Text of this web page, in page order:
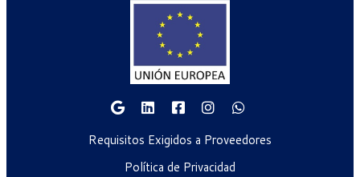
Requisitos Exigidos a Proveedores
Política de Privacidad